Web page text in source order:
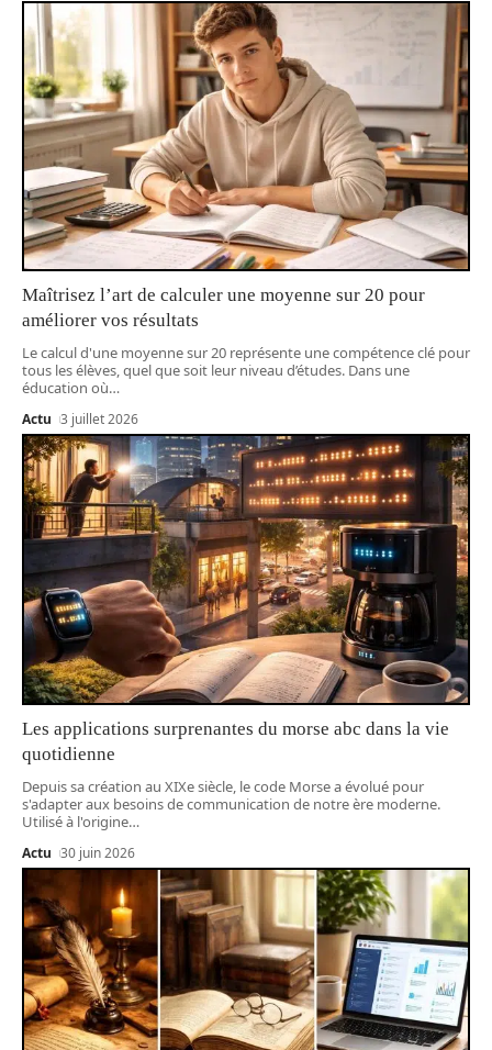
Maîtrisez l’art de calculer une moyenne sur 20 pour
améliorer vos résultats
Le calcul d'une moyenne sur 20 représente une compétence clé pour
tous les élèves, quel que soit leur niveau d’études. Dans une
éducation où…
Actu 3 juillet 2026
Les applications surprenantes du morse abc dans la vie
quotidienne
Depuis sa création au XIXe siècle, le code Morse a évolué pour
s'adapter aux besoins de communication de notre ère moderne.
Utilisé à l'origine…
Actu 30 juin 2026